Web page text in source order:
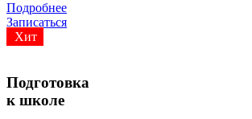
Подробнее
Записаться
Хит
Подготовка
к школе